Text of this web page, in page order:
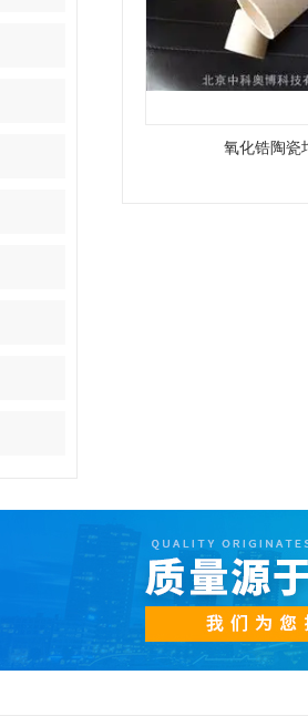
氧化锆陶瓷